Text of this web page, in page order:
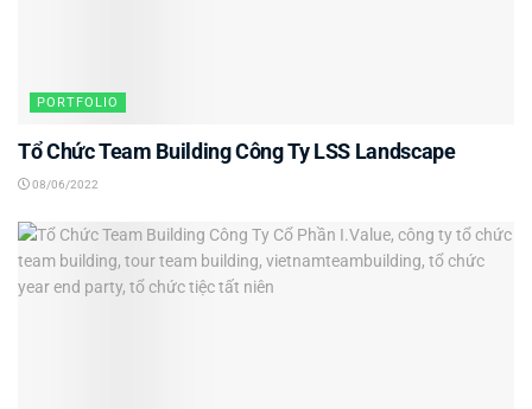
PORTFOLIO
Tổ Chức Team Building Công Ty LSS Landscape
08/06/2022